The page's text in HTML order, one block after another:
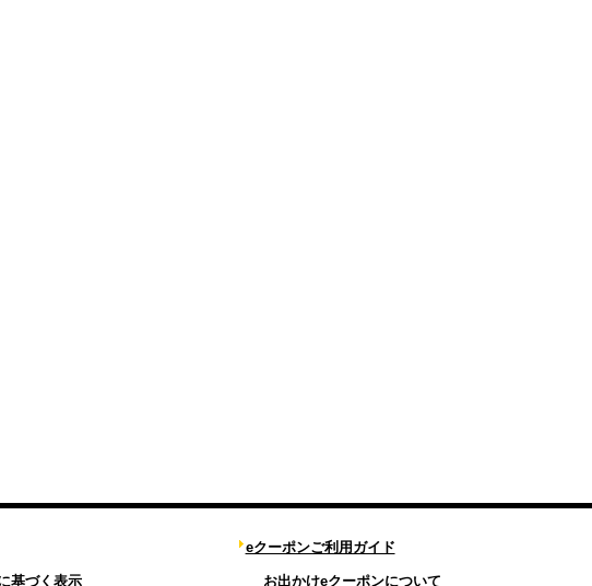
基づく表示
eクーポンご利用ガイド
お出かけeクーポンについて